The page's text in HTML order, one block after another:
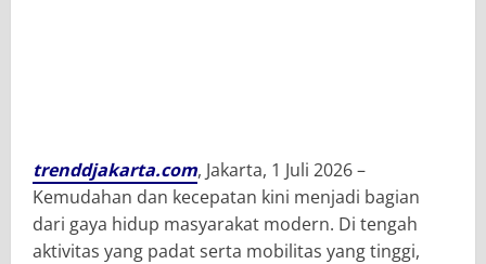
trenddjakarta.com, Jakarta, 1 Juli 2026 –
Kemudahan dan kecepatan kini menjadi bagian
dari gaya hidup masyarakat modern. Di tengah
aktivitas yang padat serta mobilitas yang tinggi,